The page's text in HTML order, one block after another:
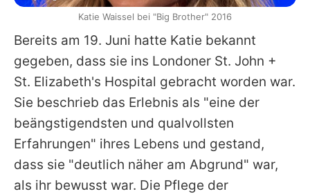
Bereits am 19. Juni hatte Katie bekannt
gegeben, dass sie ins Londoner St. John +
St. Elizabeth's Hospital gebracht worden war.
Sie beschrieb das Erlebnis als "eine der
beängstigendsten und qualvollsten
Erfahrungen" ihres Lebens und gestand,
dass sie "deutlich näher am Abgrund" war,
als ihr bewusst war. Die Pflege der
Katie Waissel bei "Big Brother" 2016